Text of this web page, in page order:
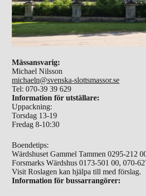
Mässansvarig:
Michael Nilsson
michaeln@svenska-slottsmassor.se
Tel: 070-39 39 629
Information för utställare:
Uppackning:
Torsdag 13-19
Fredag 8-10:30
Boendetips:
Wärdshuset Gammel Tammen 0295-212
Forsmarks Wärdshus 0173-501 00, 070-
Visit Roslagen kan hjälpa till med förslag.
Information för bussarrangörer: